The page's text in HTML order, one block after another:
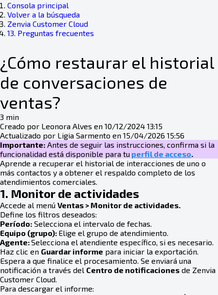
Consola principal
Volver a la búsqueda
Zenvia Customer Cloud
13. Preguntas frecuentes
¿Cómo restaurar el historial
de conversaciones de
ventas?
3 min
Creado por Leonora Alves en 10/12/2024 13:15
Actualizado por Ligia Sarmento en 15/04/2026 15:56
Importante: Antes de seguir las instrucciones, confirma si la
funcionalidad está disponible para tu perfil de acceso.
Aprende a recuperar el historial de interacciones de uno o
más contactos y a obtener el respaldo completo de los
atendimientos comerciales.
1. Monitor de actividades
Accede al menú Ventas > Monitor de actividades.
Define los filtros deseados:
Período: Selecciona el intervalo de fechas.
Equipo (grupo): Elige el grupo de atendimiento.
Agente:Selecciona el atendiente específico, si es necesario.
Haz clic en Guardar informe para iniciar la exportación.
Espera a que finalice el procesamiento. Se enviará una
notificación a través del Centro de notificaciones de Zenvia
Customer Cloud.
Para descargar el informe: